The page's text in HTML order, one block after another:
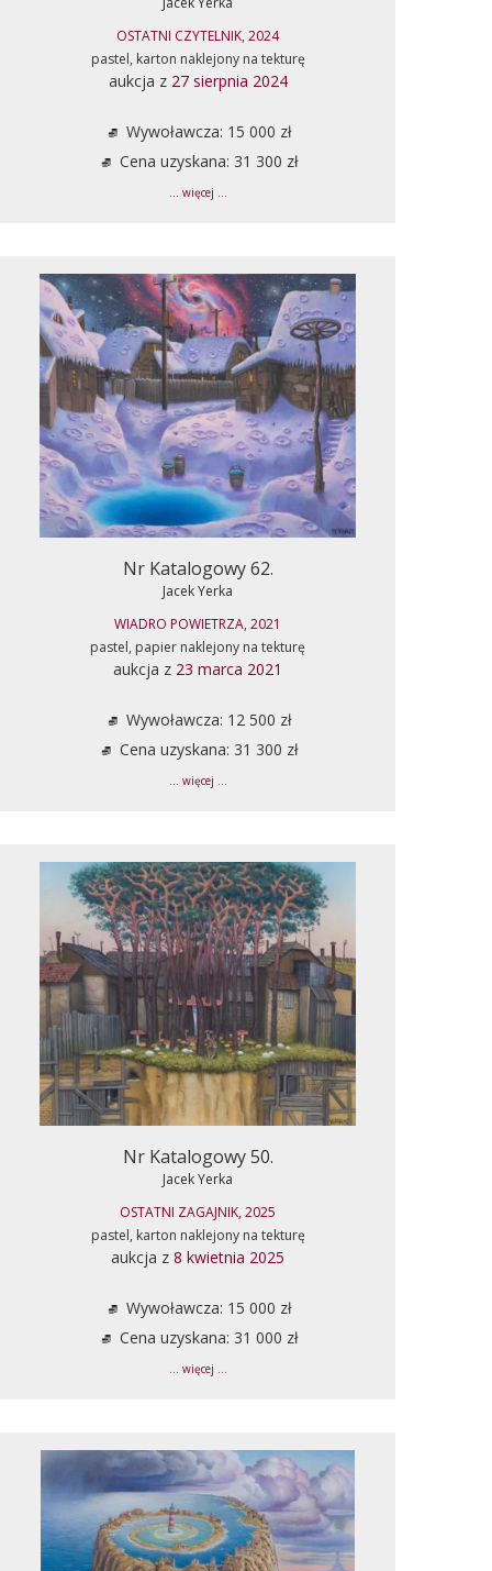
OSTATNI CZYTELNIK, 2024
pastel, karton naklejony na tekturę
aukcja z 27 sierpnia 2024
Wywoławcza: 15 000 zł
Cena uzyskana: 31 300 zł
... więcej ...
Nr Katalogowy 62.
Jacek Yerka
WIADRO POWIETRZA, 2021
pastel, papier naklejony na tekturę
aukcja z 23 marca 2021
Wywoławcza: 12 500 zł
Cena uzyskana: 31 300 zł
... więcej ...
Nr Katalogowy 50.
Jacek Yerka
OSTATNI ZAGAJNIK, 2025
pastel, karton naklejony na tekturę
aukcja z 8 kwietnia 2025
Wywoławcza: 15 000 zł
Cena uzyskana: 31 000 zł
... więcej ...